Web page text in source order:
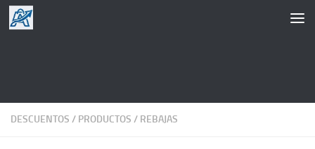
Saltar al contenido
DESCUENTOS / PRODUCTOS / REBAJAS